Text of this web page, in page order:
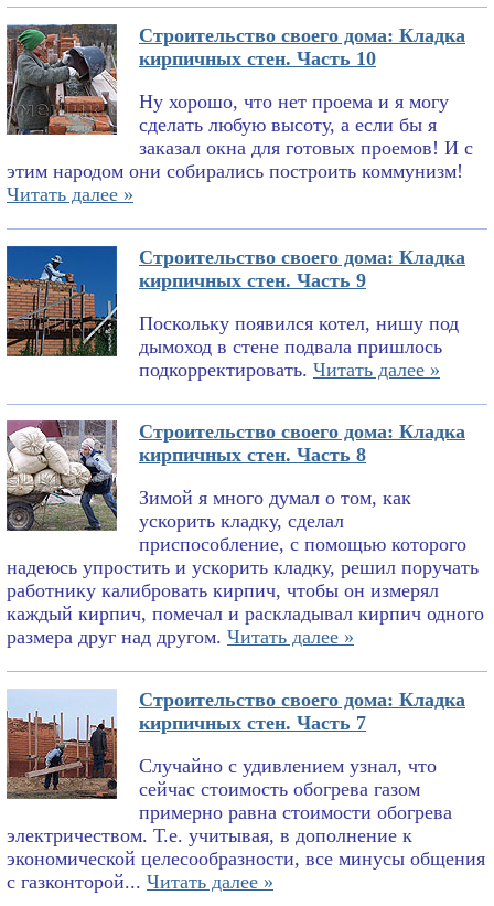
Строительство своего дома: Кладка
кирпичных стен. Часть 10
Ну хорошо, что нет проема и я могу
сделать любую высоту, а если бы я
заказал окна для готовых проемов! И с
этим народом они собирались построить коммунизм!
Читать далее »
Строительство своего дома: Кладка
кирпичных стен. Часть 9
Поскольку появился котел, нишу под
дымоход в стене подвала пришлось
подкорректировать. Читать далее »
Строительство своего дома: Кладка
кирпичных стен. Часть 8
Зимой я много думал о том, как
ускорить кладку, сделал
приспособление, с помощью которого
надеюсь упростить и ускорить кладку, решил поручать
работнику калибровать кирпич, чтобы он измерял
каждый кирпич, помечал и раскладывал кирпич одного
размера друг над другом. Читать далее »
Строительство своего дома: Кладка
кирпичных стен. Часть 7
Случайно с удивлением узнал, что
сейчас стоимость обогрева газом
примерно равна стоимости обогрева
электричеством. Т.е. учитывая, в дополнение к
экономической целесообразности, все минусы общения
с газконторой... Читать далее »